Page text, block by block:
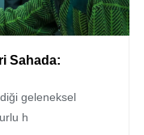
Sahada:
geleneksel
h